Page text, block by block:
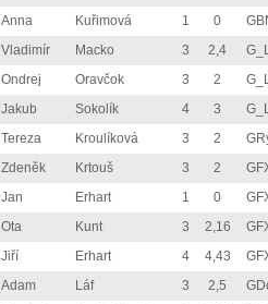
Anna Kuřimová 1 0
Vladimír Macko 3 2,4
Ondrej Oravčok 3 2
Jakub Sokolík 4 3
Tereza Kroulíková 3 2
Zdeněk Krtouš 3 2
Jan Erhart 1 0
Ota Kunt 3 2,16
Jiří Erhart 4 4,43
Adam Láf 3 2,5